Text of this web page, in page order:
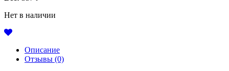
Нет в наличии
Описание
Отзывы (0)